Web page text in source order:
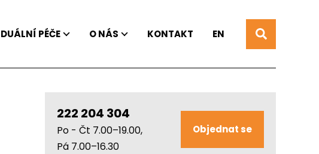
PÉČE O NÁS KONTAKT EN
222 204 304
Po - Čt 7.00–19.00,
Pá 7.00–16.30
Objednat se